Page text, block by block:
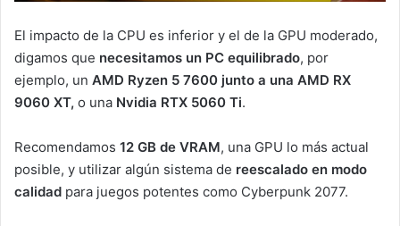
El impacto de la CPU es inferior y el de la GPU moderado,
digamos que necesitamos un PC equilibrado, por
ejemplo, un AMD Ryzen 5 7600 junto a una AMD RX
9060 XT, o una Nvidia RTX 5060 Ti.
Recomendamos 12 GB de VRAM, una GPU lo más actual
posible, y utilizar algún sistema de reescalado en modo
calidad para juegos potentes como Cyberpunk 2077.